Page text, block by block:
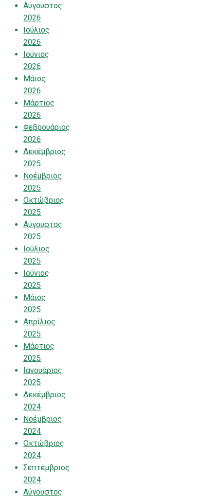
Αύγουστος
2026
Ιούλιος
2026
Ιούνιος
2026
Μάιος
2026
Μάρτιος
2026
Φεβρουάριος
2026
Δεκέμβριος
2025
Νοέμβριος
2025
Οκτώβριος
2025
Αύγουστος
2025
Ιούλιος
2025
Ιούνιος
2025
Μάιος
2025
Απρίλιος
2025
Μάρτιος
2025
Ιανουάριος
2025
Δεκέμβριος
2024
Νοέμβριος
2024
Οκτώβριος
2024
Σεπτέμβριος
2024
Αύγουστος